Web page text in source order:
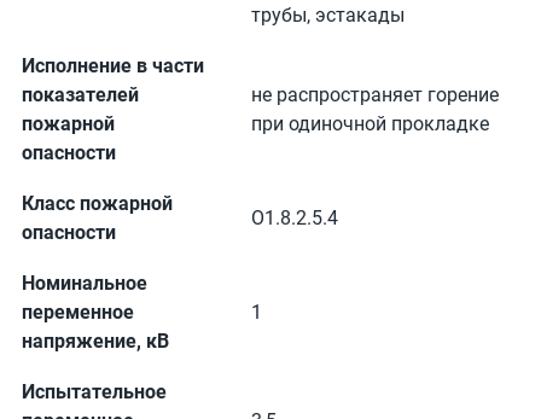
трубы, эстакады
Исполнение в части
показателей
пожарной
опасности
не распространяет горение
при одиночной прокладке
Класс пожарной
опасности
О1.8.2.5.4
Номинальное
переменное
напряжение, кВ
1
Испытательное